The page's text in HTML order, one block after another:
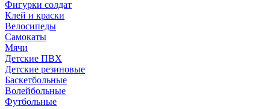
Фигурки солдат
Клей и краски
Велосипеды
Самокаты
Мячи
Детские ПВХ
Детские резиновые
Баскетбольные
Волейбольные
Футбольные